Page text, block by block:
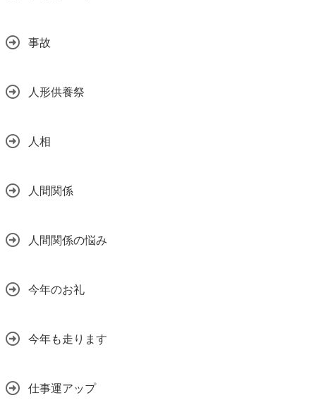
事故
人形供養祭
人相
人間関係
人間関係の悩み
今年のお礼
今年も走ります
仕事運アップ